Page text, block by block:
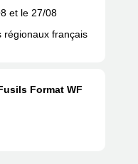
et le 27/08
français
Format WF